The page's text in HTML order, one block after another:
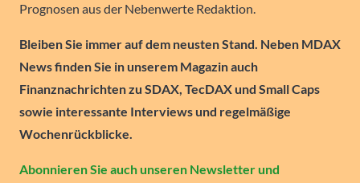
Prognosen aus der Nebenwerte Redaktion.
Bleiben Sie immer auf dem neusten Stand. Neben MDAX
News finden Sie in unserem Magazin auch
Finanznachrichten zu SDAX, TecDAX und Small Caps
sowie interessante Interviews und regelmäßige
Wochenrückblicke.
Abonnieren Sie auch unseren Newsletter und